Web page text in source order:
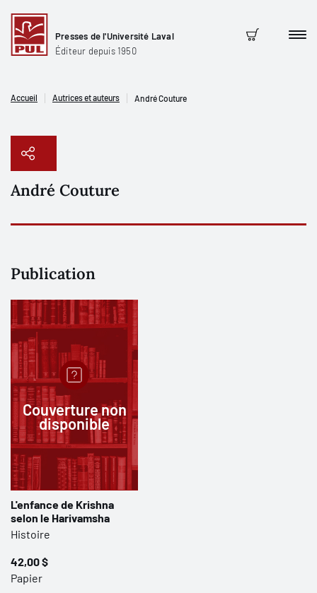
Presses de l'Université Laval
Éditeur depuis 1950
Panier
Accueil Autrices et auteurs André Couture
André Couture
Publication
Couverture non
disponible
L'enfance de Krishna
selon le Harivamsha
Histoire
42,00 $
Papier